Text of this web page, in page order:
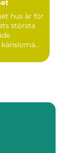
hus är för
största